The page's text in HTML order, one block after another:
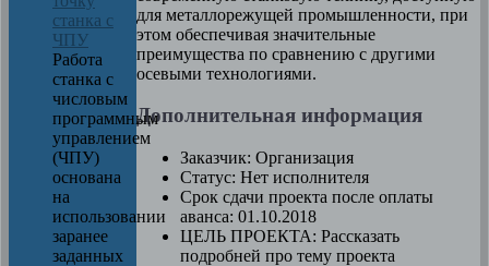
для металлорежущей промышленности, при
этом обеспечивая значительные
преимущества по сравнению с другими
осевыми технологиями.
Дополнительная информация
Заказчик: Организация
Статус: Нет исполнителя
Срок сдачи проекта после оплаты
аванса: 01.10.2018
ЦЕЛЬ ПРОЕКТА: Рассказать
подробней про тему проекта
станка с
ЧПУ
Работа
станка с
числовым
программным
управлением
(ЧПУ)
основана
на
использовании
заранее
заданных